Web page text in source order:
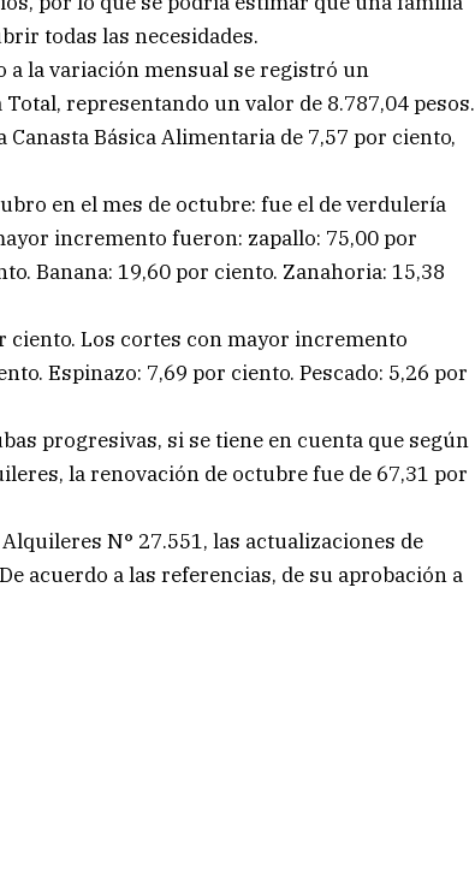
todas las necesidades.
a la variación mensual se registró un
representando un valor de 8.787,04 pesos.
Básica Alimentaria de 7,57 por ciento,
en el mes de octubre: fue el de verdulería
incremento fueron: zapallo: 75,00 por
Banana: 19,60 por ciento. Zanahoria: 15,38
ciento. Los cortes con mayor incremento
Espinazo: 7,69 por ciento. Pescado: 5,26 por
progresivas, si se tiene en cuenta que según
la renovación de octubre fue de 67,31 por
N° 27.551, las actualizaciones de
acuerdo a las referencias, de su aprobación a